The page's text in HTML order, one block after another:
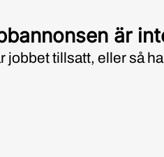
är
jobbet tillsatt, eller så